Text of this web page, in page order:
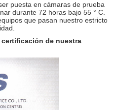
puesta en cámaras de prueba
durante 72 horas bajo 55 ° C.
que pasan nuestro estricto
de nuestra